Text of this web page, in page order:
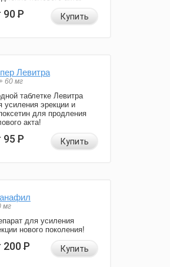
90Р Купить
Левитра
60 мг
таблетке Левитра
усиления эрекции и
для продления
акта!
95Р Купить
мг
для усиления
нового поколения!
200Р Купить